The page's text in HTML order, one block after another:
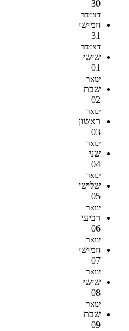
30
דצמבר
חמישי
31
דצמבר
שישי
01
ינואר
שבת
02
ינואר
ראשון
03
ינואר
שני
04
ינואר
שלישי
05
ינואר
רביעי
06
ינואר
חמישי
07
ינואר
שישי
08
ינואר
שבת
09